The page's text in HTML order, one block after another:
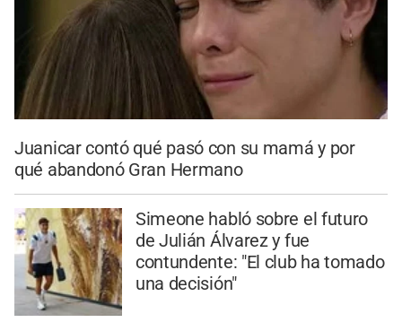
Juanicar contó qué pasó con su mamá y por
qué abandonó Gran Hermano
Simeone habló sobre el futuro
de Julián Álvarez y fue
contundente: "El club ha tomado
una decisión"